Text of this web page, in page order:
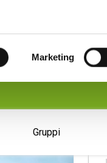
Marketing
Gruppi